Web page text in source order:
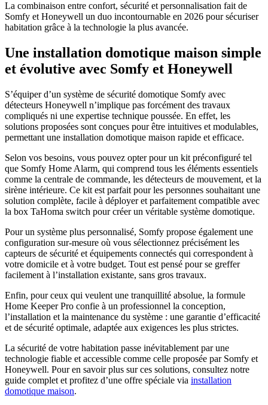
La combinaison entre confort, sécurité et personnalisation fait de
Somfy et Honeywell un duo incontournable en 2026 pour sécuriser
habitation grâce à la technologie la plus avancée.
Une installation domotique maison simple
et évolutive avec Somfy et Honeywell
S’équiper d’un système de sécurité domotique Somfy avec
détecteurs Honeywell n’implique pas forcément des travaux
compliqués ni une expertise technique poussée. En effet, les
solutions proposées sont conçues pour être intuitives et modulables,
permettant une installation domotique maison rapide et efficace.
Selon vos besoins, vous pouvez opter pour un kit préconfiguré tel
que Somfy Home Alarm, qui comprend tous les éléments essentiels
comme la centrale de commande, les détecteurs de mouvement, et la
sirène intérieure. Ce kit est parfait pour les personnes souhaitant une
solution complète, facile à déployer et parfaitement compatible avec
la box TaHoma switch pour créer un véritable système domotique.
Pour un système plus personnalisé, Somfy propose également une
configuration sur-mesure où vous sélectionnez précisément les
capteurs de sécurité et équipements connectés qui correspondent à
votre domicile et à votre budget. Tout est pensé pour se greffer
facilement à l’installation existante, sans gros travaux.
Enfin, pour ceux qui veulent une tranquillité absolue, la formule
Home Keeper Pro confie à un professionnel la conception,
l’installation et la maintenance du système : une garantie d’efficacité
et de sécurité optimale, adaptée aux exigences les plus strictes.
La sécurité de votre habitation passe inévitablement par une
technologie fiable et accessible comme celle proposée par Somfy et
Honeywell. Pour en savoir plus sur ces solutions, consultez notre
guide complet et profitez d’une offre spéciale via installation
domotique maison.